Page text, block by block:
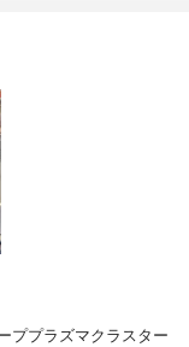
ププラズマクラスター